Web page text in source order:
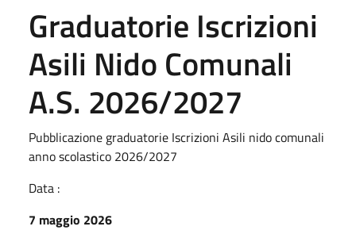
Graduatorie Iscrizioni
Asili Nido Comunali
A.S. 2026/2027
Pubblicazione graduatorie Iscrizioni Asili nido comunali
anno scolastico 2026/2027
Data :
7 maggio 2026